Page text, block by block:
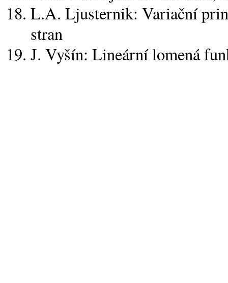
L.A. Ljusternik: Variační
stran
J. Vyšín: Lineární lomená